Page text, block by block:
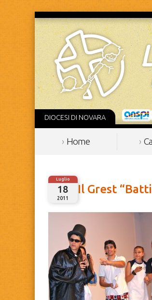
DIOCESI DI NOVARA
Home
Luglio
18
2011
Il Grest